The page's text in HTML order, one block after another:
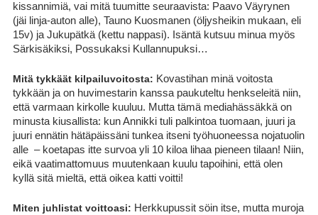
kissannimiä, vai mitä tuumitte seuraavista: Paavo Väyrynen
(jäi linja-auton alle), Tauno Kuosmanen (öljysheikin mukaan, eli
15v) ja Jukupätkä (kettu nappasi). Isäntä kutsuu minua myös
Särkisäkiksi, Possukaksi Kullannupuksi…
Mitä tykkäät kilpailuvoitosta: Kovastihan minä voitosta
tykkään ja on huvimestarin kanssa paukuteltu henkseleitä niin,
että varmaan kirkolle kuuluu. Mutta tämä mediahässäkkä on
minusta kiusallista: kun Annikki tuli palkintoa tuomaan, juuri ja
juuri ennätin hätäpäissäni tunkea itseni työhuoneessa nojatuolin
alle – koetapas itte survoa yli 10 kiloa lihaa pieneen tilaan! Niin,
eikä vaatimattomuus muutenkaan kuulu tapoihini, että olen
kyllä sitä mieltä, että oikea katti voitti!
Miten juhlistat voittoasi: Herkkupussit söin itse, mutta muroja